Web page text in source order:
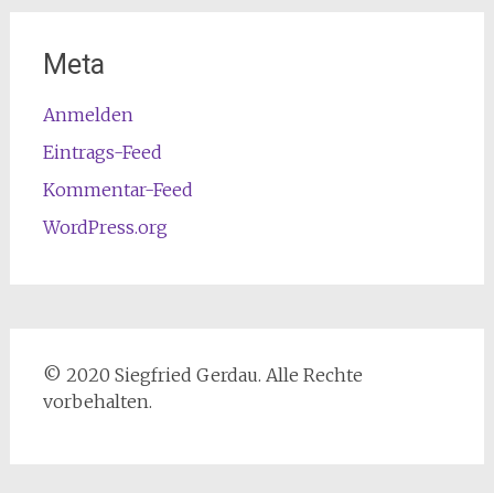
Meta
Anmelden
Eintrags-Feed
Kommentar-Feed
WordPress.org
© 2020 Siegfried Gerdau. Alle Rechte
vorbehalten.